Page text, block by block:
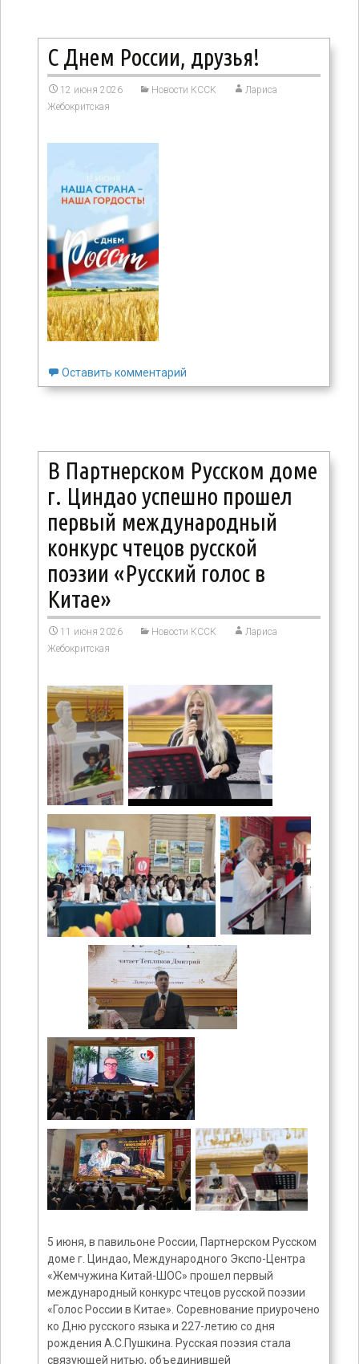
С Днем России, друзья!
12 июня 2026 Новости КССК
Лариса
Жебокритская
Оставить комментарий
В Партнерском Русском доме
г. Циндао успешно прошел
первый международный
конкурс чтецов русской
поэзии «Русский голос в
Китае»
11 июня 2026 Новости КССК
Лариса
Жебокритская
5 июня, в павильоне России, Партнерском Русском
доме г. Циндао, Международного Экспо-Центра
«Жемчужина Китай-ШОС» прошел первый
международный конкурс чтецов русской поэзии
«Голос России в Китае». Соревнование приурочено
ко Дню русского языка и 227-летию со дня
рождения А.С.Пушкина. Русская поэзия стала
связующей нитью, объединившей